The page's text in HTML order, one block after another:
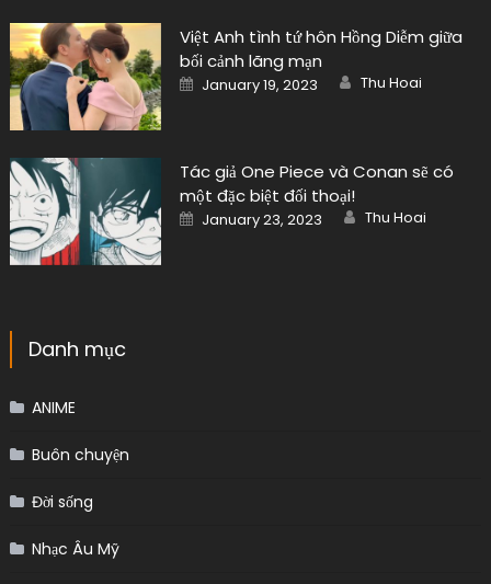
Việt Anh tình tứ hôn Hồng Diễm giữa
bối cảnh lãng mạn
Posted
on
January 19, 2023 Author
Thu Hoai
Tác giả One Piece và Conan sẽ có
một đặc biệt đối thoại!
Posted
on
January 23, 2023 Author
Thu Hoai
Danh mục
ANIME
Buôn chuyện
Đời sống
Nhạc Âu Mỹ